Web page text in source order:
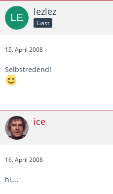
lezlez
Gast
15. April 2008
Selbstredend!
ice
16. April 2008
hi,...